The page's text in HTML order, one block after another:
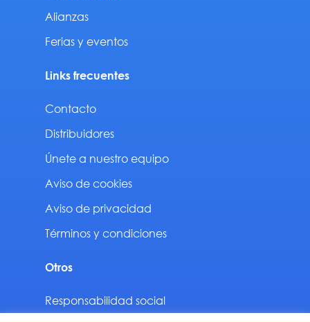
Alianzas
Ferias y eventos
Links frecuentes
Contacto
Distribuidores
Únete a nuestro equipo
Aviso de cookies
Aviso de privacidad
Términos y condiciones
Otros
Responsabilidad social